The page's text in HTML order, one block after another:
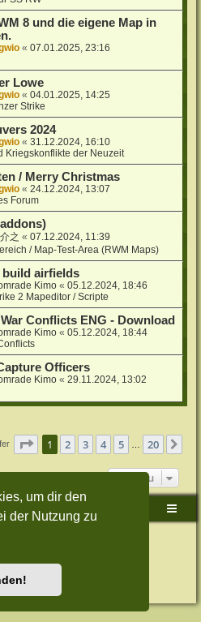
um dir den
der Nutzung zu
8 und die eigene Map in
«07.01.2025, 23:16
Lowe
«04.01.2025, 14:25
Strike
2024
«31.12.2024, 16:10
Kriegskonflikte der Neuzeit
/ Merry Christmas
«24.12.2024, 13:07
Forum
之 «07.12.2024, 11:39
/ Map-Test-Area (RWM Maps)
build airfields
Kimo «05.12.2024, 18:46
2 Mapeditor / Scripte
Conflicts ENG - Download
Kimo «05.12.2024, 18:44
Officers
Kimo «29.11.2024, 13:02
Seite 1von 20
1 2 3 4 5 20
Gehe zu
Foren-Übersicht
© phpBB Limited
phpBB-Style-Design